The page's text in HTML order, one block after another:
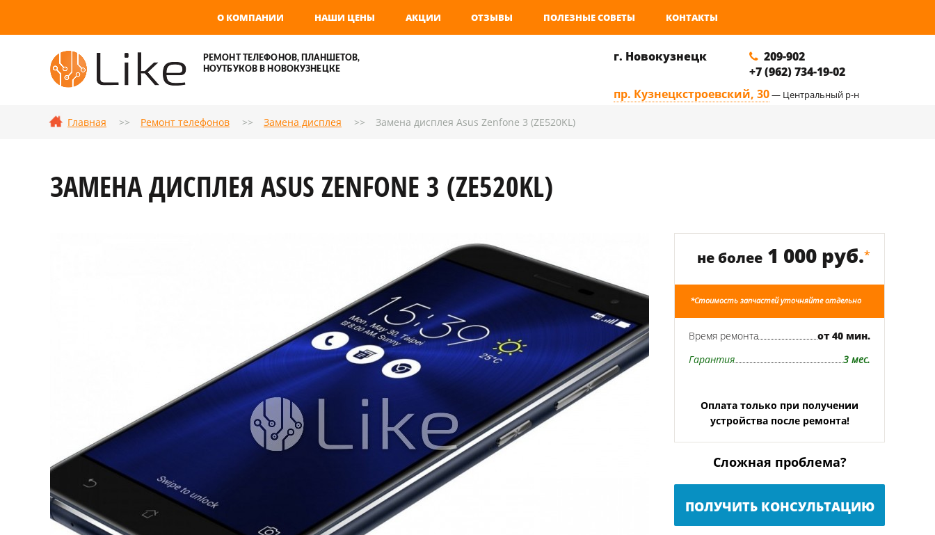
О КОМПАНИИ НАШИ ЦЕНЫ АКЦИИ ОТЗЫВЫ ПОЛЕЗНЫЕ СОВЕТЫ КОНТАКТЫ
РЕМОНТ ТЕЛЕФОНОВ, ПЛАНШЕТОВ,
НОУТБУКОВ В НОВОКУЗНЕЦКЕ
г. Новокузнецк
209-902
+7 (962) 734-19-02
пр. Кузнецкстроевский, 30— Центральный р-н
Главная Ремонт телефонов Замена дисплея Замена дисплея Asus Zenfone 3 (ZE520KL)
ЗАМЕНА ДИСПЛЕЯ ASUS ZENFONE 3 (ZE520KL)
не более 1 000 руб.*
*Стоимость запчастей уточняйте отдельно
Время ремонта
от 40 мин.
Гарантия
3 мес.
Оплата только при получении
устройства после ремонта!
Сложная проблема?
ПОЛУЧИТЬ КОНСУЛЬТАЦИЮ